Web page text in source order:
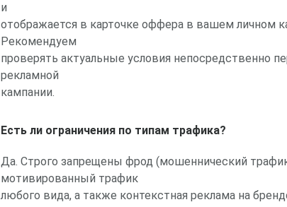
и
отображается в карточке оффера в вашем личном
Рекомендуем
проверять актуальные условия непосредственно
рекламной
кампании.
Есть ли ограничения по типам трафика?
Да. Строго запрещены фрод (мошеннический
мотивированный трафик
любого вида, а также контекстная реклама на